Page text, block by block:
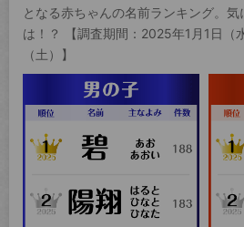
となる赤ちゃんの名前ランキング。
は！？ 【調査期間：2025年1月1日（
（土）】